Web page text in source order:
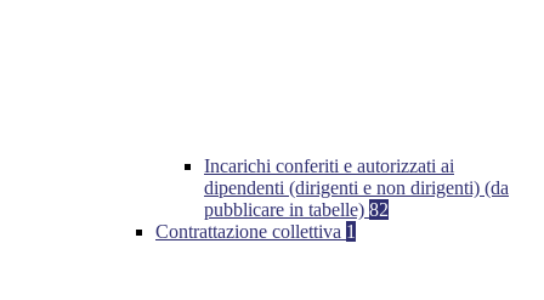
Incarichi conferiti e autorizzati ai
dipendenti (dirigenti e non dirigenti) (da
pubblicare in tabelle) 82
Contrattazione collettiva 1